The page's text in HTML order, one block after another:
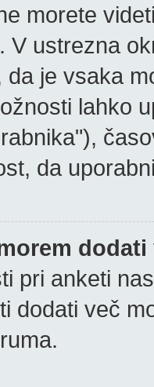
morete
V ustrezna
je vsaka
lahko
da
pri anketi
dodati več